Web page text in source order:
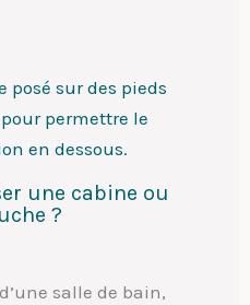
une cabine ou
?
salle de bain,